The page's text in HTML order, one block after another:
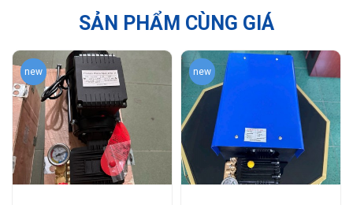
SẢN PHẨM CÙNG GIÁ
new new